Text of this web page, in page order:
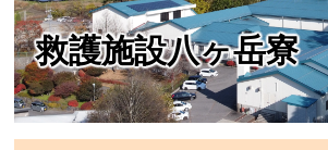
本
文
へ
文
救護施設八ヶ岳寮